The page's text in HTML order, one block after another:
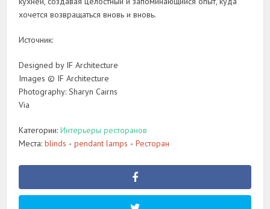
хочется возвращаться вновь и вновь.
Источник:
Designed by IF Architecture
Images © IF Architecture
Photography: Sharyn Cairns
Via
Категории:Интерьеры ресторанов
Места:blinds • pendant lamps • Ресторан